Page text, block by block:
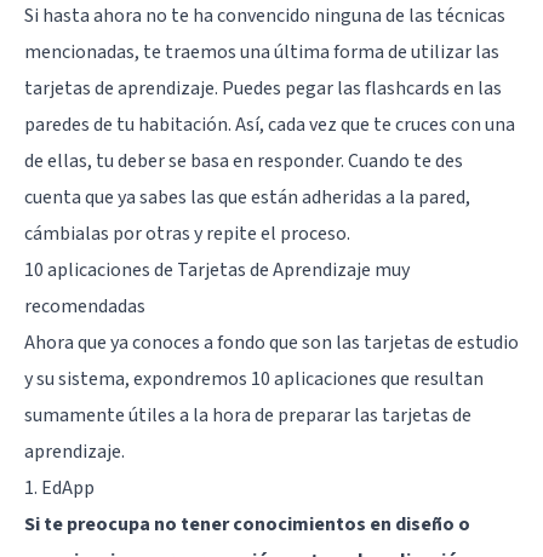
Si hasta ahora no te ha convencido ninguna de las técnicas
mencionadas, te traemos una última forma de utilizar las
tarjetas de aprendizaje. Puedes pegar las flashcards en las
paredes de tu habitación. Así, cada vez que te cruces con una
de ellas, tu deber se basa en responder. Cuando te des
cuenta que ya sabes las que están adheridas a la pared,
cámbialas por otras y repite el proceso.
10 aplicaciones de Tarjetas de Aprendizaje muy
recomendadas
Ahora que ya conoces a fondo que son las tarjetas de estudio
y su sistema, expondremos 10 aplicaciones que resultan
sumamente útiles a la hora de preparar las tarjetas de
aprendizaje.
1. EdApp
Si te preocupa no tener conocimientos en diseño o